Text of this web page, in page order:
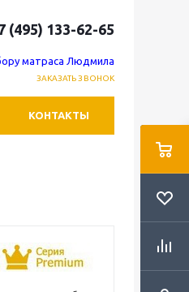
(495) 133-62-65
матраса Людмила
ЗАКАЗАТЬ ЗВОНОК
КОНТАКТЫ